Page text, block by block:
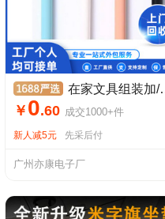
在家文具组装加/工笔芯配件组装创业加工项目在家组装办厂加工
￥ 0.60 成交1000+件
新人减5元 先采后付
广州亦康电子厂